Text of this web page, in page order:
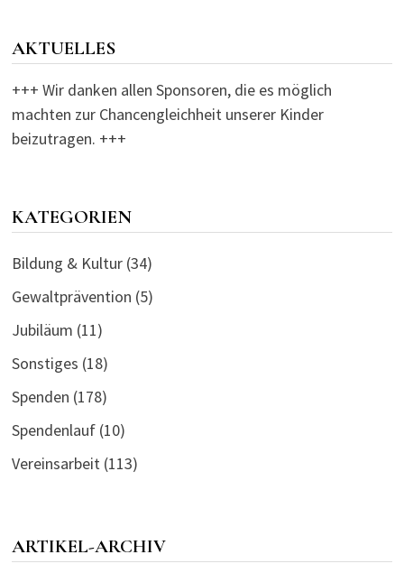
AKTUELLES
+++ Wir danken allen Sponsoren, die es möglich
machten zur Chancengleichheit unserer Kinder
beizutragen. +++
KATEGORIEN
Bildung & Kultur(34)
Gewaltprävention (5)
Jubiläum (11)
Sonstiges (18)
Spenden (178)
Spendenlauf(10)
Vereinsarbeit(113)
ARTIKEL-ARCHIV